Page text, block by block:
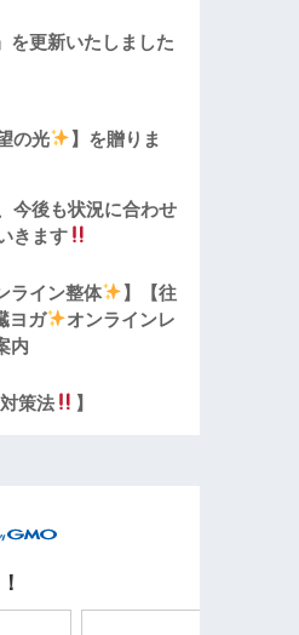
を更新いたしました
の光
】を贈りま
今後も状況に合わせ
きます
ライン整体
】【往
ヨガ
オンラインレ
内
策法 】